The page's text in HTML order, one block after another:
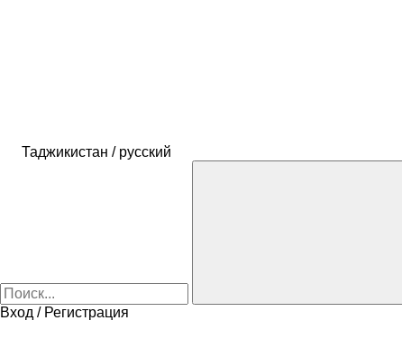
Таджикистан / русский
Вход / Регистрация